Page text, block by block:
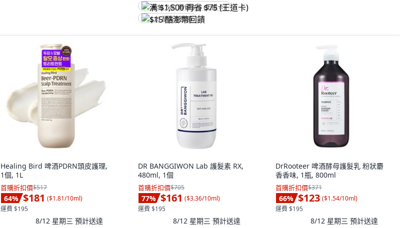
满 $1,500 再省 $75 (王道卡)
$15 酷澎幣回饋
Healing Bird 啤酒PDRN頭皮護理,
1個, 1L
首購折扣價$517
64% $181 ($1.81/10ml)
運費 $195
8/12 星期三 預計送達
DR BANGGIWON Lab 護髮素 RX,
480ml, 1個
首購折扣價$705
77% $161 ($3.36/10ml)
運費 $195
8/12 星期三 預計送達
DrRooteer 啤酒酵母護髮乳 粉狀麝
香香味, 1瓶, 800ml
首購折扣價$371
66% $123 ($1.54/10ml)
運費 $195
8/12 星期三 預計送達